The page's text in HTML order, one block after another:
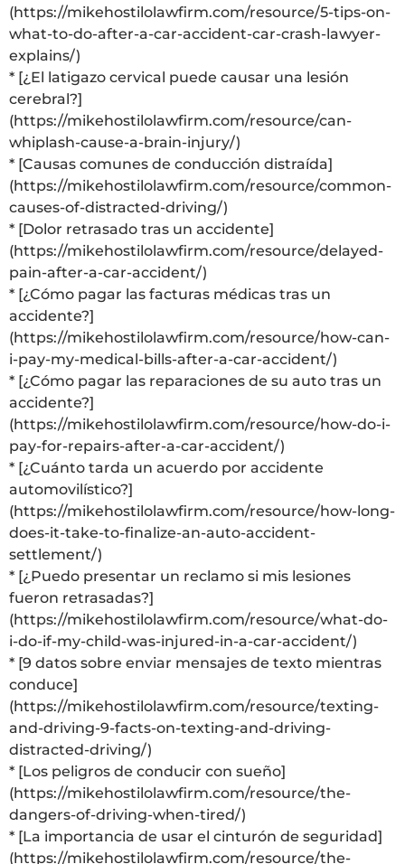
(https://mikehostilolawfirm.com/resource/5-tips-on-
what-to-do-after-a-car-accident-car-crash-lawyer-
explains/)
* [¿El latigazo cervical puede causar una lesión
cerebral?]
(https://mikehostilolawfirm.com/resource/can-
whiplash-cause-a-brain-injury/)
* [Causas comunes de conducción distraída]
(https://mikehostilolawfirm.com/resource/common-
causes-of-distracted-driving/)
* [Dolor retrasado tras un accidente]
(https://mikehostilolawfirm.com/resource/delayed-
pain-after-a-car-accident/)
* [¿Cómo pagar las facturas médicas tras un
accidente?]
(https://mikehostilolawfirm.com/resource/how-can-
i-pay-my-medical-bills-after-a-car-accident/)
* [¿Cómo pagar las reparaciones de su auto tras un
accidente?]
(https://mikehostilolawfirm.com/resource/how-do-i-
pay-for-repairs-after-a-car-accident/)
* [¿Cuánto tarda un acuerdo por accidente
automovilístico?]
(https://mikehostilolawfirm.com/resource/how-long-
does-it-take-to-finalize-an-auto-accident-
settlement/)
* [¿Puedo presentar un reclamo si mis lesiones
fueron retrasadas?]
(https://mikehostilolawfirm.com/resource/what-do-
i-do-if-my-child-was-injured-in-a-car-accident/)
* [9 datos sobre enviar mensajes de texto mientras
conduce]
(https://mikehostilolawfirm.com/resource/texting-
and-driving-9-facts-on-texting-and-driving-
distracted-driving/)
* [Los peligros de conducir con sueño]
(https://mikehostilolawfirm.com/resource/the-
dangers-of-driving-when-tired/)
* [La importancia de usar el cinturón de seguridad]
(https://mikehostilolawfirm.com/resource/the-